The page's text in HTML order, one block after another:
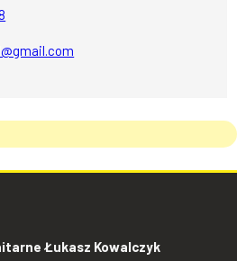
Łukasz Kowalczyk